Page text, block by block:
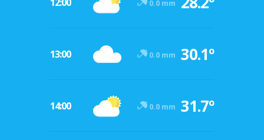
0.0 mm
13:00 0.0 mm 30.1º
14:00 0.0 mm 31.7º